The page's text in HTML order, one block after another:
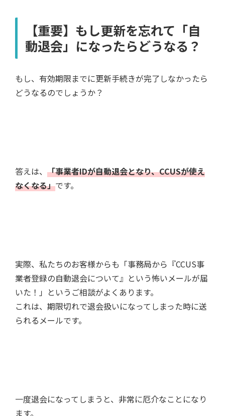
【重要】もし更新を忘れて「自
動退会」になったらどうなる？
もし、有効期限までに更新手続きが完了しなかったら
どうなるのでしょうか？
答えは、 「事業者IDが自動退会となり、CCUSが使え
なくなる」です。
実際、私たちのお客様からも「事務局から『CCUS事
業者登録の自動退会について』という怖いメールが届
いた！」というご相談がよくあります。
これは、期限切れで退会扱いになってしまった時に送
られるメールです。
一度退会になってしまうと、非常に厄介なことになり
ます。